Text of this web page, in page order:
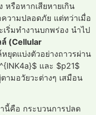
หรือหากเสียหายเกิน
ความปลอดภัย แต่ทว่าเมื่อ
ริ่มทำงานบกพร่อง นำไป
ล์ (Cellular
ยุดแบ่งตัวอย่างถาวรผ่าน
และ $p21$
ามอวัยวะต่างๆ เสมือน
นี้คือ กระบวนการปลด